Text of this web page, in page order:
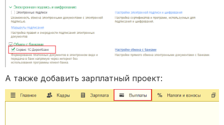
А также добавить зарплатный проект: